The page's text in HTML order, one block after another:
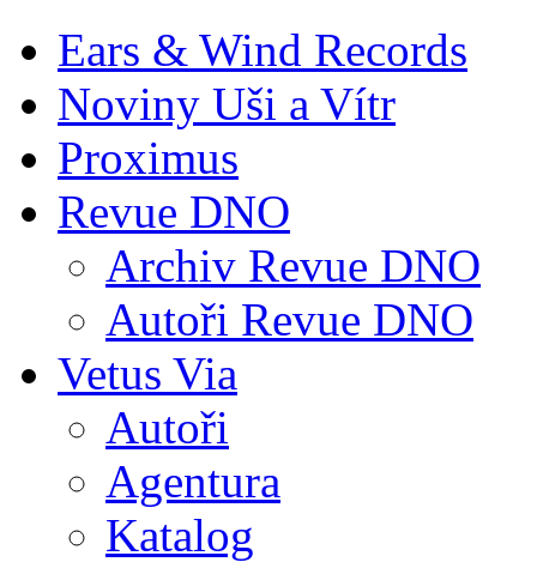
Ears & Wind Records
Noviny Uši a Vítr
Proximus
Revue DNO
Archiv Revue DNO
Autoři Revue DNO
Vetus Via
Autoři
Agentura
Katalog